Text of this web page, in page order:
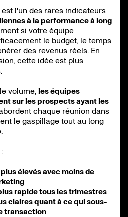
l'un des rares indicateurs
à la performance à long
si votre équipe
le budget, le temps
des revenus réels. En
cette idée est plus
volume, les équipes
sur les prospects ayant les
chaque réunion dans
le gaspillage tout au long
élevés avec moins de
rapide tous les trimestres
claires quant à ce qui sous-
transaction